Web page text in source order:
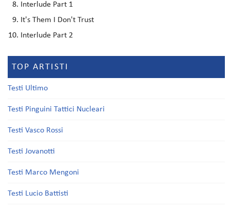
Interlude Part 1
It's Them I Don't Trust
Interlude Part 2
TOP ARTISTI
Testi Ultimo
Testi Pinguini Tattici Nucleari
Testi Vasco Rossi
Testi Jovanotti
Testi Marco Mengoni
Testi Lucio Battisti